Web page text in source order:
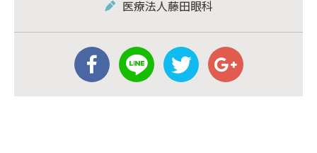
医療法人藤田眼科